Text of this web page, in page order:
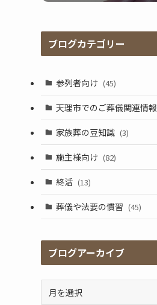
ブログカテゴリー
参列者向け (45)
(25)
(17)
天理市でのご葬儀関連情報
家族葬の豆知識 (3)
施主様向け (82)
(41)
(2)
終活 (13)
葬儀や法要の慣習 (45)
ブログアーカイブ